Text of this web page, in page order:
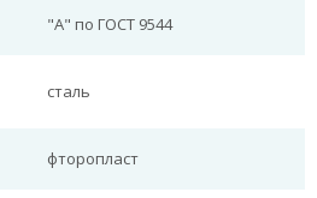
"А" по ГОСТ 9544
сталь
фторопласт